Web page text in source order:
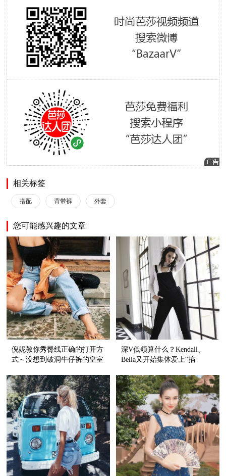
相关标签
搭配 背带裤 外套
您可能感兴趣的文章
倪妮教你秀臀线正确的打开方
式～没想到破洞牛仔裤的皇室
深V低领算什么？Kendall、
Bella又开始集体爱上“掐